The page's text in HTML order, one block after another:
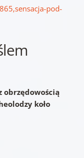
pod-
obrzędowością
koło